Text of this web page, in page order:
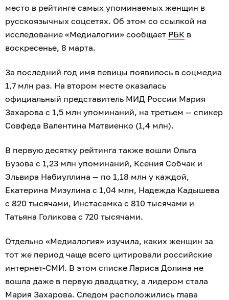
место в рейтинге самых упоминаемых женщин в
русскоязычных соцсетях. Об этом со ссылкой на
исследование «Медиалогии» сообщает РБК в
воскресенье, 8 марта.
За последний год имя певицы появилось в соцмедиа
1,7 млн раз. На втором месте оказалась
официальный представитель МИД России Мария
Захарова с 1,5 млн упоминаний, на третьем — спикер
Совфеда Валентина Матвиенко (1,4 млн).
В первую десятку рейтинга также вошли Ольга
Бузова с 1,23 млн упоминаний, Ксения Собчак и
Эльвира Набиуллина — по 1,18 млн у каждой,
Екатерина Мизулина с 1,04 млн, Надежда Кадышева
с 820 тысячами, Инстасамка с 810 тысячами и
Татьяна Голикова с 720 тысячами.
Отдельно «Медиалогия» изучила, каких женщин за
тот же период чаще всего цитировали российские
интернет-СМИ. В этом списке Лариса Долина не
вошла даже в первую двадцатку, а лидером стала
Мария Захарова. Следом расположились глава